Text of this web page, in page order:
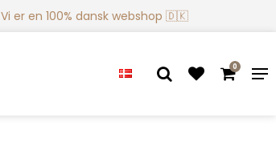
Vi er en 100% dansk webshop 🇩🇰
0